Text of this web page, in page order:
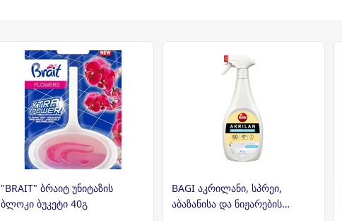
"BRAIT" ბრაიტ უნიტაზის
ბლოკი ბუკეტი 40გ
BAGI აკრილანი, სპრეი,
აბაზანისა და ნიჟარების